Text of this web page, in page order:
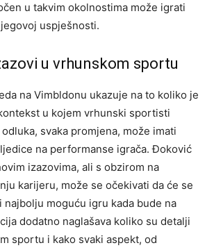
u takvim okolnostima može igrati
uspješnosti.
u vrhunskom sportu
na Vimbldonu ukazuje na to koliko je
u kojem vrhunski sportisti
svaka promjena, može imati
na performanse igrača.Đoković
izazovima, ali s obzirom na
karijeru, može se očekivati da će se
moguću igru kada bude na
dodatno naglašava koliko su detalji
sportu i kako svaki aspekt, od